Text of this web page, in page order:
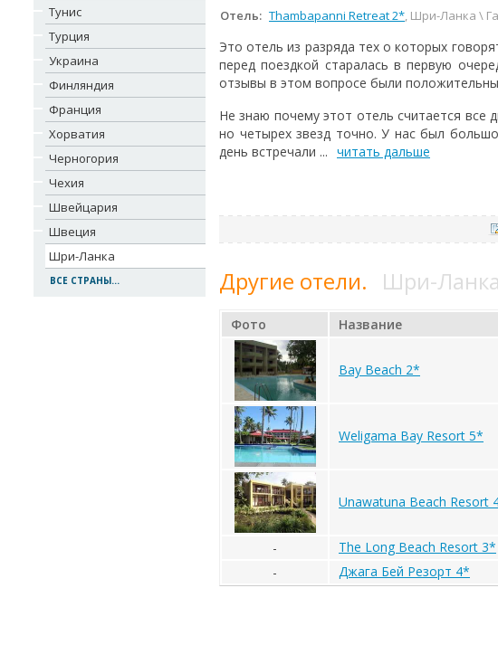
Тунис
Турция
Украина
Финляндия
Франция
Хорватия
Черногория
Чехия
Швейцария
Швеция
Шри-Ланка
ВСЕ СТРАНЫ...
Отель: Thambapanni Retreat 2*, Шри-Ланка \
Это отель из разряда тех о которых
перед поездкой старалась в первую
отзывы в этом вопросе были
Не знаю почему этот отель считается все
но четырех звезд точно. У нас был
день встречали ... читать дальше
Другие отели. Шри-
Фото Название
Bay Beach 2*
Weligama Bay Resort 5*
Unawatuna Beach Resort
- The Long Beach Resort 3*
-
Джага Бей Резорт 4*